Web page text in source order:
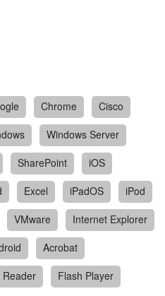
Chrome
Cisco
Windows Server
SharePoint
iOS
Excel iPadOS
iPod
VMware
Internet Explorer
Acrobat
Reader
Flash Player